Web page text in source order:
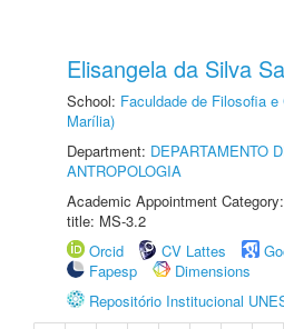
Elisangela da Silva
School: Faculdade de Filosofia
Marília)
Department: DEPARTAMENTO
ANTROPOLOGIA
Academic Appointment
title: MS-3.2
Orcid
CV Lattes
Fapesp
Dimensions
Repositório Institucional